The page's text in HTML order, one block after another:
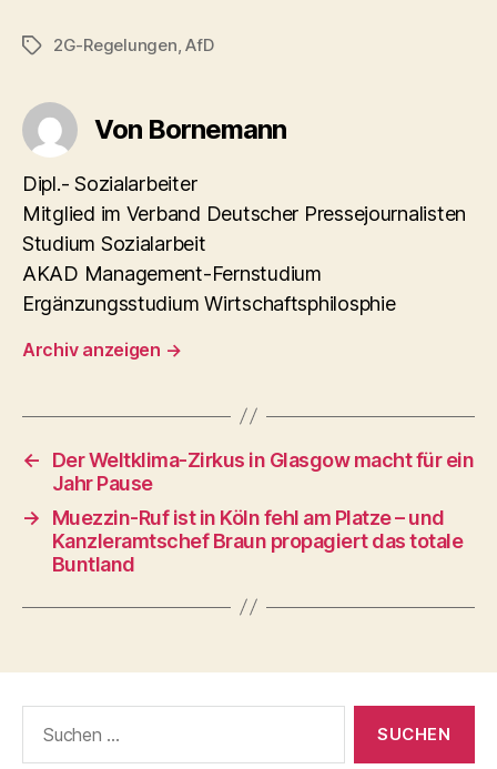
Schlagwörter
2G-Regelungen ,AfD
Von Bornemann
Dipl.- Sozialarbeiter
Mitglied im Verband Deutscher Pressejournalisten
Studium Sozialarbeit
AKAD Management-Fernstudium
Ergänzungsstudium Wirtschaftsphilosphie
Archiv anzeigen →
←
Der Weltklima-Zirkus in Glasgow macht für ein
Jahr Pause
→
Muezzin-Ruf ist in Köln fehl am Platze – und
Kanzleramtschef Braun propagiert das totale
Buntland
nach: